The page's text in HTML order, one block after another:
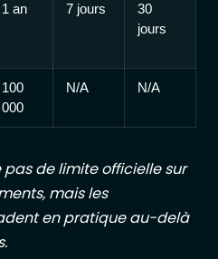
1 an 7 jours
30
jours
100
000
N/A N/A
de limite officielle sur
mais les
en pratique au-delà